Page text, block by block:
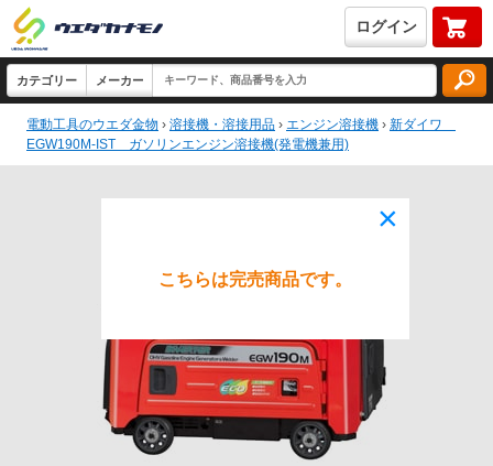
ログイン
電動工具のウエダ金物 › 溶接機・溶接用品 › エンジン溶接機 › 新ダイワ
EGW190M-IST ガソリンエンジン溶接機(発電機兼用)
×
こちらは完売商品です。